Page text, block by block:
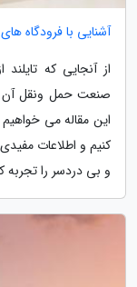
آشنایی با فرودگاه
از آنجایی که
صنعت حمل ونقل آن
این مقاله می خواهیم
کنیم و اطلاعات مفیدی
و بی دردسر را تجربه